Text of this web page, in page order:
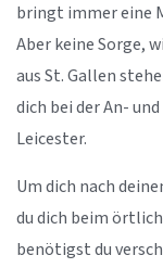
bringt immer eine
Aber keine Sorge,
aus St. Gallen
dich bei der An-
Leicester.
Um dich nach
du dich beim
benötigst du